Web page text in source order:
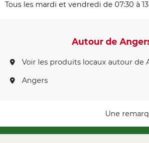
Tous les mardi et vendredi de 07:30 à
Autour de
Voir les produits locaux autour de
Angers
Une